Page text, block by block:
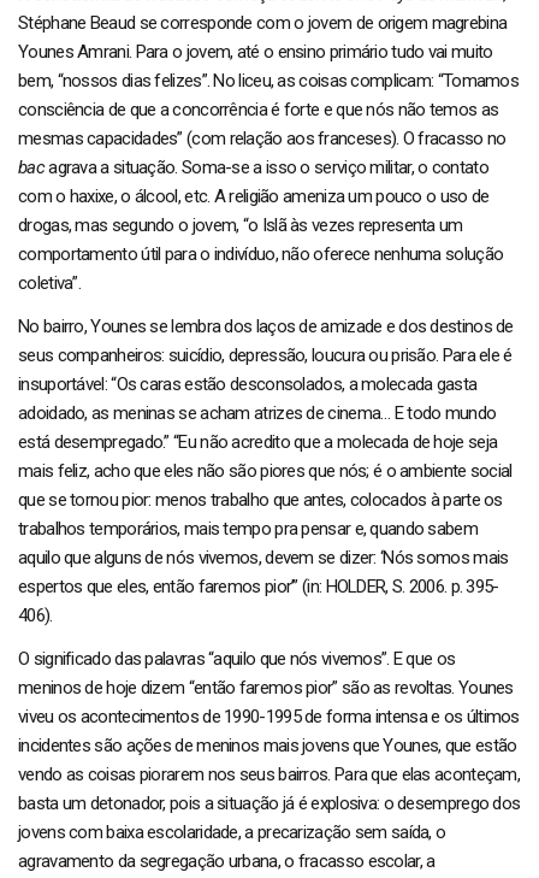
Stéphane Beaud se corresponde com o jovem de origem magrebina
Younes Amrani. Para o jovem, até o ensino primário tudo vai muito
bem, “nossos dias felizes”. No liceu, as coisas complicam: “Tomamos
consciência de que a concorrência é forte e que nós não temos as
mesmas capacidades” (com relação aos franceses). O fracasso no
bacagrava a situação. Soma-se a isso o serviço militar, o contato
com o haxixe, o álcool, etc. A religião ameniza um pouco o uso de
drogas, mas segundo o jovem, “o Islã às vezes representa um
comportamento útil para o indivíduo, não oferece nenhuma solução
coletiva”.
No bairro, Younes se lembra dos laços de amizade e dos destinos de
seus companheiros: suicídio, depressão, loucura ou prisão. Para ele é
insuportável: “Os caras estão desconsolados, a molecada gasta
adoidado, as meninas se acham atrizes de cinema… E todo mundo
está desempregado.” “Eu não acredito que a molecada de hoje seja
mais feliz, acho que eles não são piores que nós; é o ambiente social
que se tornou pior: menos trabalho que antes, colocados à parte os
trabalhos temporários, mais tempo pra pensar e, quando sabem
aquilo que alguns de nós vivemos, devem se dizer: ‘Nós somos mais
espertos que eles, então faremos pior’” (in: HOLDER, S. 2006. p. 395-
406).
O significado das palavras “aquilo que nós vivemos”. E que os
meninos de hoje dizem “então faremos pior” são as revoltas. Younes
viveu os acontecimentos de 1990-1995 de forma intensa e os últimos
incidentes são ações de meninos mais jovens que Younes, que estão
vendo as coisas piorarem nos seus bairros. Para que elas aconteçam,
basta um detonador, pois a situação já é explosiva: o desemprego dos
jovens com baixa escolaridade, a precarização sem saída, o
agravamento da segregação urbana, o fracasso escolar, a